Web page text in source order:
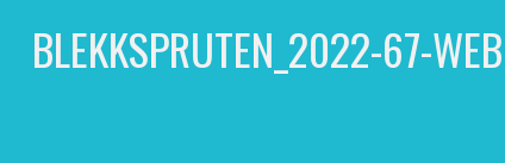
BLEKKSPRUTEN_2022-67-WEB